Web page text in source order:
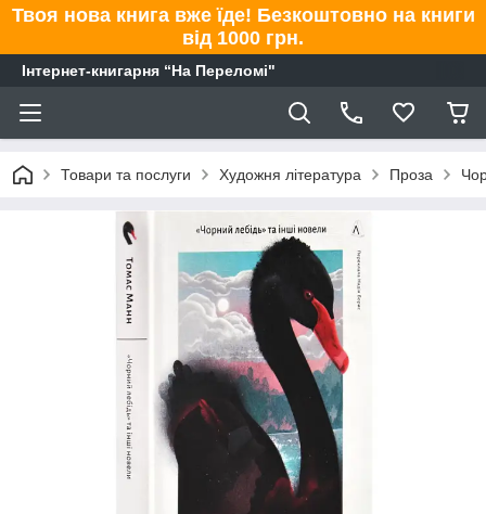
Твоя нова книга вже їде! Безкоштовно на книги
від 1000 грн.
Інтернет-книгарня “На Переломі"
Товари та послуги Художня література Проза